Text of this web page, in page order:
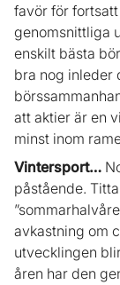
favör för
genomsnittliga
enskilt bästa
bra nog inleder
att aktier är en
minst inom
Vintersport…
påstående.
avkastning om
utvecklingen
åren har den